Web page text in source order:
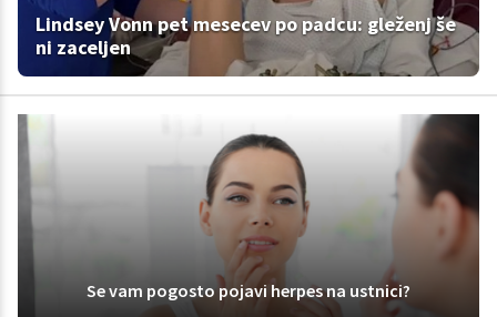
Lindsey Vonn pet mesecev po padcu: gleženj še
ni zaceljen
Se vam pogosto pojavi herpes na ustnici?